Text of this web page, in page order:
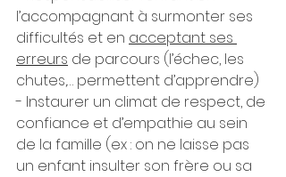
l’accompagnant à surmonter ses
difficultés et en acceptant ses
erreurs de parcours (l’échec, les
chutes,… permettent d’apprendre)
- Instaurer un climat de respect, de
confiance et d’empathie au sein
de la famille (ex : on ne laisse pas
un enfant insulter son frère ou sa